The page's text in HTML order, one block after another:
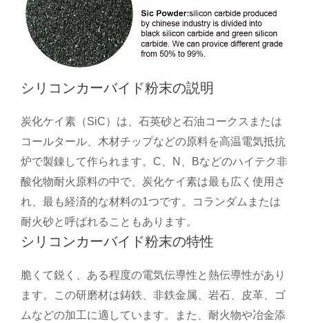
シリコンカーバイド粉末の説明
炭化ケイ素（SiC）は、石英砂と石油コークスまたは
コールタール、木材チップなどの原料を高温電気抵抗
炉で製錬して作られます。C、N、Bなどのハイテク非
酸化物耐火原料の中で、炭化ケイ素は最も広く使用さ
れ、最も経済的な材料の1つです。コランダムまたは
耐火砂と呼ばれることもあります。
シリコンカーバイド粉末の特性
脆くて鋭く、ある程度の電気伝導性と熱伝導性があり
ます。この研磨材は鋳鉄、非鉄金属、岩石、皮革、ゴ
ムなどの加工に適しています。また、耐火物や冶金添